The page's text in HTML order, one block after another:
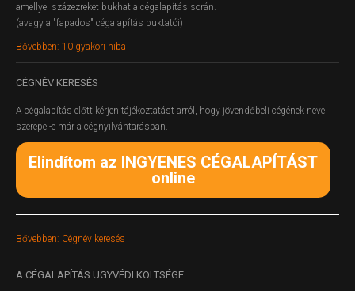
amellyel százezreket bukhat a cégalapítás során.
(avagy a "fapados" cégalapítás buktatói)
Bővebben: 10 gyakori hiba
CÉGNÉV KERESÉS
A cégalapítás előtt kérjen tájékoztatást arról, hogy jövendőbeli cégének neve
szerepel-e már a cégnyilvántarásban.
Elindítom az INGYENES CÉGALAPÍTÁST
online
Bővebben: Cégnév keresés
A CÉGALAPÍTÁS ÜGYVÉDI KÖLTSÉGE